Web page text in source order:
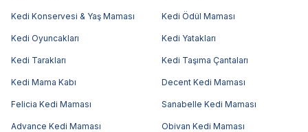
Kedi Konservesi & Yaş Maması Kedi Ödül Maması
Kedi Oyuncakları Kedi Yatakları
Kedi Tarakları Kedi Taşıma Çantaları
Kedi Mama Kabı Decent Kedi Maması
Felicia Kedi Maması Sanabelle Kedi Maması
Advance Kedi Maması Obivan Kedi Maması